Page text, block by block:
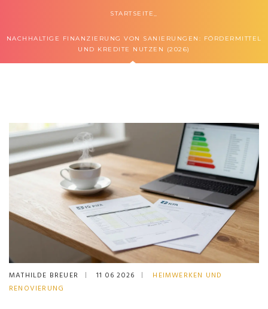
STARTSEITE
NACHHALTIGE FINANZIERUNG VON SANIERUNGEN: FÖRDERMITTEL
UND KREDITE NUTZEN (2026)
MATHILDE BREUER 11 06 2026
HEIMWERKEN UND
RENOVIERUNG